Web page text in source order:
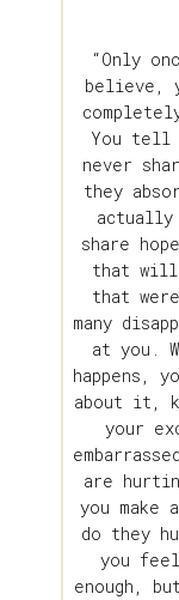
“Only
believe,
You tell
never
they
actually
share
that will
that
many
at you.
happens,
about it,
your
are
you
do they
you
enough,